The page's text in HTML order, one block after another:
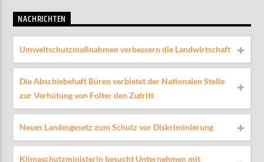
NACHRICHTEN
Umweltschutzmaßnahmen verbessern die Landwirtschaft
Die Abschiebehaft Büren verbietet der Nationalen Stelle
zur Verhütung von Folter den Zutritt
Neues Landesgesetz zum Schutz vor Diskriminierung
Klimaschutzministerin besucht Unternehmen mit